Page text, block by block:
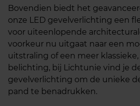
Bovendien biedt het
onze LED gevelverlichting een
voor uiteenlopende
voorkeur nu uitgaat naar een
uitstraling of een meer
belichting, bij Lichtunie vind je
gevelverlichting om de unieke
pand te benadrukken.